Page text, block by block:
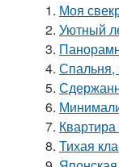
1. Моя
2. Уютный
3.
4. Спальня,
5.
6.
7.
8. Тихая